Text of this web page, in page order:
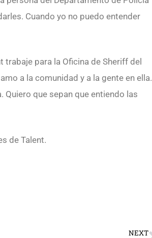
Cuando yo no puedo entender
trabaje para la Oficina de Sheriff del
a la comunidad y a la gente en ella.
Quiero que sepan que entiendo las
de Talent.
NEXT